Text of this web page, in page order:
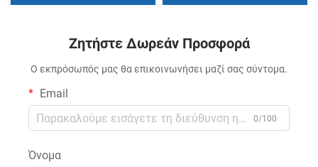
από ίνες γυαλιού για
ταξίδια
Ζητήστε Δωρεάν Προσφορά
Ο εκπρόσωπός μας θα επικοινωνήσει μαζί σας σύντομα.
Email
0/100
Όνομα